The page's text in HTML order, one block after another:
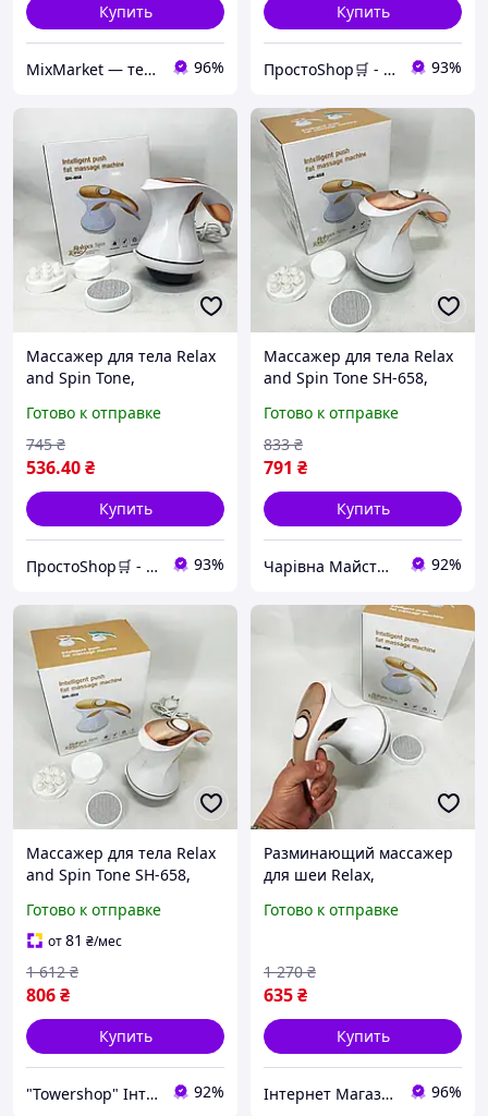
Купить
MixMarket — территория низких цен!💝🎁 96%
Купить
ПростоShop🛒 - онлайн магазин простых товаров💡 93%
Массажер для тела Relax
and Spin Tone,
массажер для домашнего
использования, желтый
Готово к отправке
536.40₴
745 ₴
Купить
ПростоShop🛒 - онлайн магазин простых товаров💡 93%
Массажер для тела Relax
and Spin Tone SH-658,
массажер. Цвет: желтый
Готово к отправке
791 ₴
833 ₴
Купить
Чарівна Майстерня 92%
Массажер для тела Relax
and Spin Tone SH-658,
массажер. Цвет: желтый
sea
Готово к отправке
от81 ₴/мес
806₴
1 612 ₴
Купить
"Towershop" Інтернет-магазин 92%
Разминающий массажер
для шеи Relax,
для спины Массажеры
CE-58
Готово к отправке
635₴
1 270 ₴
Купить
Інтернет Магазин "Tano" 96%